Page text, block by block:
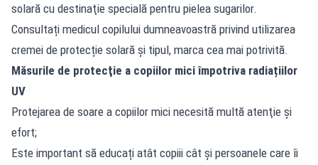
solară cu destinaţie specială pentru pielea sugarilor.
Consultați medicul copilului dumneavoastră privind utilizarea
cremei de protecție solară și tipul, marca cea mai potrivită.
Măsurile de protecţie a copiilor mici împotriva radiațiilor
UV
Protejarea de soare a copiilor mici necesită multă atenţie și
efort;
Este important să educați atât copiii cât și persoanele care îi